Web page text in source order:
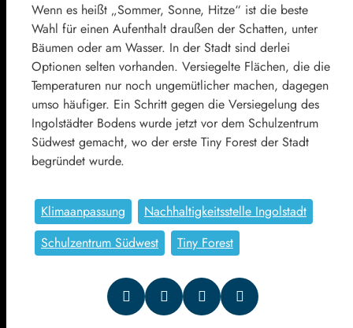
Wenn es heißt „Sommer, Sonne, Hitze“ ist die beste
Wahl für einen Aufenthalt draußen der Schatten, unter
Bäumen oder am Wasser. In der Stadt sind derlei
Optionen selten vorhanden. Versiegelte Flächen, die die
Temperaturen nur noch ungemütlicher machen, dagegen
umso häufiger. Ein Schritt gegen die Versiegelung des
Ingolstädter Bodens wurde jetzt vor dem Schulzentrum
Südwest gemacht, wo der erste Tiny Forest der Stadt
begründet wurde.
Klimaanpassung
Nachhaltigkeitsstelle Ingolstadt
Schulzentrum Südwest
Tiny Forest